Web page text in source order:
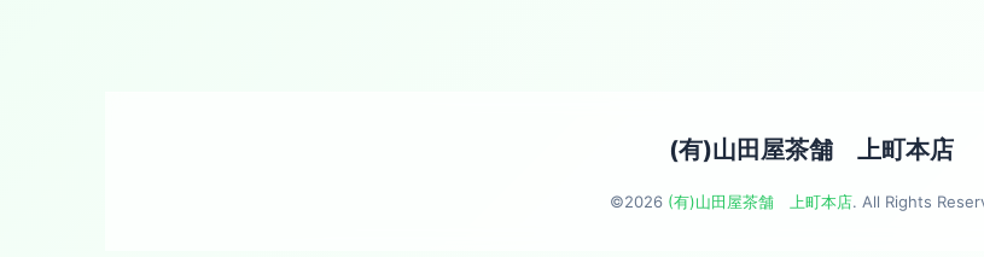
(有)山田屋茶舗 上町本店
©2026 (有)山田屋茶舗 上町本店. All Rights